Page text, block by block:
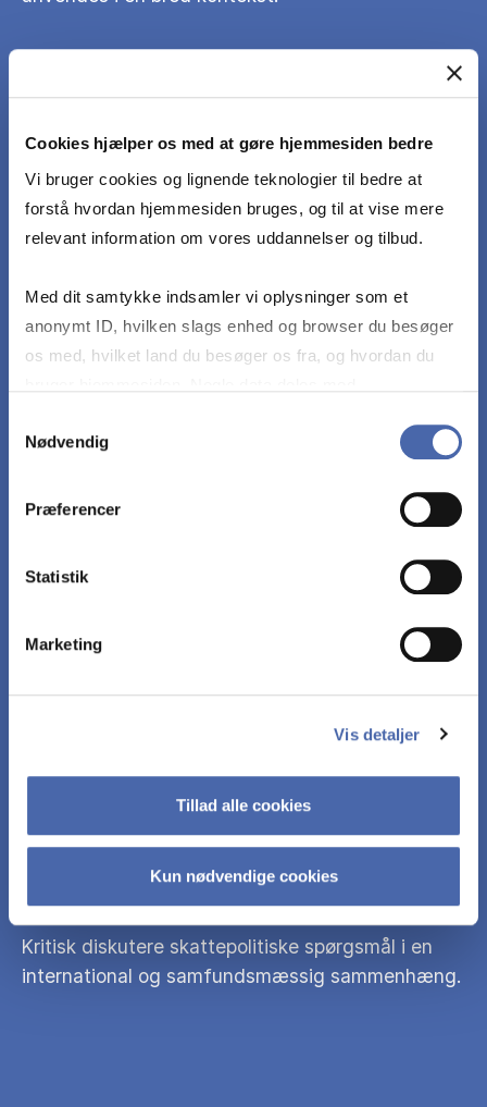
Cookies hjælper os med at gøre hjemmesiden bedre
Vi bruger cookies og lignende teknologier til bedre at
forstå hvordan hjemmesiden bruges, og til at vise mere
relevant information om vores uddannelser og tilbud.
Med dit samtykke indsamler vi oplysninger som et
anonymt ID, hvilken slags enhed og browser du besøger
os med, hvilket land du besøger os fra, og hvordan du
markedsføring. Du bestemmer selv - og kan altid trække
Nødvendig
Præferencer
Statistik
Marketing
Vis detaljer
Tillad alle cookies
Kun nødvendige cookies
forskellige kilder til lovgivning inden for det
Identificere, systematisere og analysere centrale
data i faget, herunder reguleringer og
Anvende den juridiske metode til at identificere
og analysere juridiske problemer med henvisning
virksomhedsskatteydere kan opnå både lovlige
og ulovlige skattefordele gennem
Bidrage med løsninger på konkrete og vanskelige
problemstillinger inden for retsområdet med
skattefordele samtidig med at handle
samfundsansvarligt og evne at kunne overveje,
hvordan virksomheders adfærd kan påvirke
samfundet og politiske diskurser.
Kritisk diskutere skattepolitiske spørgsmål i en
international og samfundsmæssig sammenhæng.